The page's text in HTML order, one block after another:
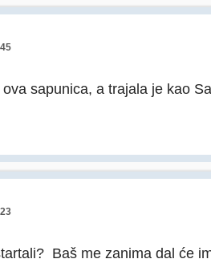
sapunica, a trajala je kao
Baš me zanima dal će